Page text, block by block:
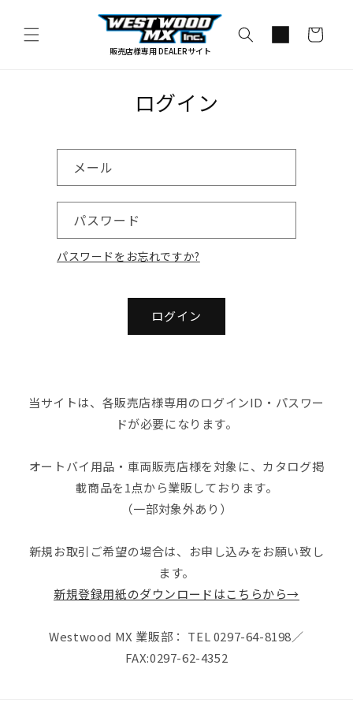
進む
販売店様専用 DEALERサイト
ー
ログイン
メール
パスワード
パスワードをお忘れですか?
ログイン
当サイトは、各販売店様専用のログインID・パスワー
ドが必要になります。
オートバイ用品・車両販売店様を対象に、カタログ掲
載商品を1点から業販しております。
（一部対象外あり）
新規お取引ご希望の場合は、お申し込みをお願い致し
ます。
新規登録用紙のダウンロードはこちらから→
Westwood MX 業販部： TEL 0297-64-8198／
FAX:0297-62-4352